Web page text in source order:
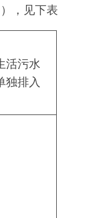
，见下表
活污水
独排入